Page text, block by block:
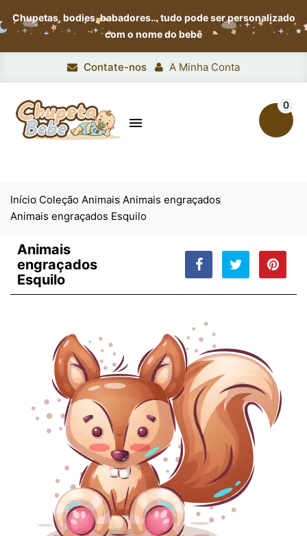
Chupetas, bodies, babadores…tudo pode ser personalizado
com o nome do bebê
Contate-nos A Minha Conta

0
Início Coleção Animais Animais engraçados
Animais engraçados Esquilo
Animais
engraçados
Esquilo